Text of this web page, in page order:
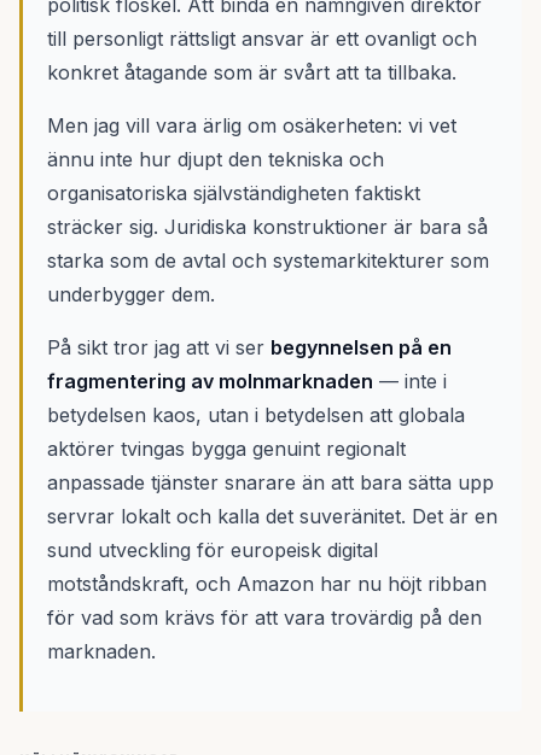
politisk floskel. Att binda en namngiven direktör
till personligt rättsligt ansvar är ett ovanligt och
konkret åtagande som är svårt att ta tillbaka.
Men jag vill vara ärlig om osäkerheten: vi vet
ännu inte hur djupt den tekniska och
organisatoriska självständigheten faktiskt
sträcker sig. Juridiska konstruktioner är bara så
starka som de avtal och systemarkitekturer som
underbygger dem.
På sikt tror jag att vi ser begynnelsen på en
fragmentering av molnmarknaden — inte i
betydelsen kaos, utan i betydelsen att globala
aktörer tvingas bygga genuint regionalt
anpassade tjänster snarare än att bara sätta upp
servrar lokalt och kalla det suveränitet. Det är en
sund utveckling för europeisk digital
motståndskraft, och Amazon har nu höjt ribban
för vad som krävs för att vara trovärdig på den
marknaden.